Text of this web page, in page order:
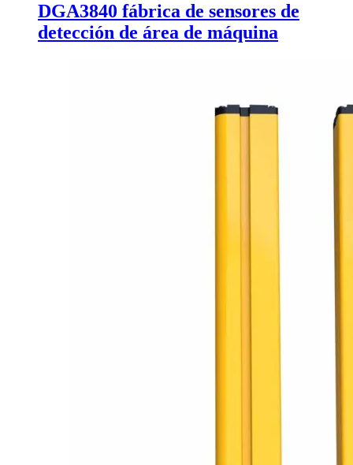
DGA3840 fábrica de sensores de
detección de área de máquina